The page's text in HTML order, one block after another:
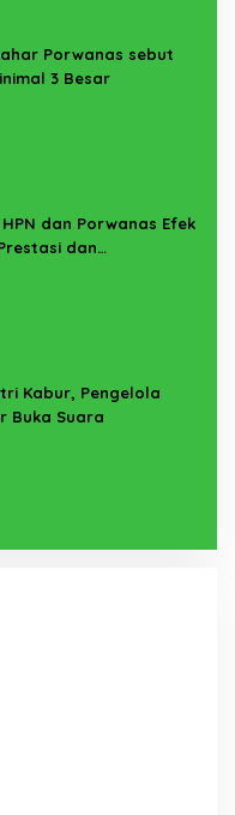
Porwanas sebut
3 Besar
dan Porwanas Efek
dan
Kabur, Pengelola
Buka Suara